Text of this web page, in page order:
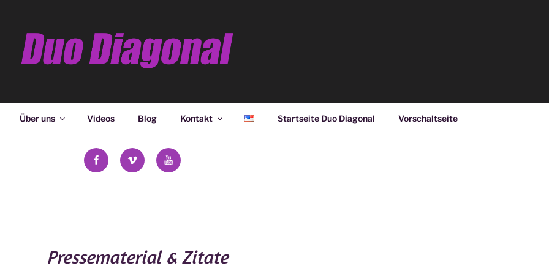
Über uns Videos Blog Kontakt Startseite Duo Diagonal Vorschaltseite
facebookvimeo YouTube
Pressematerial & Zitate